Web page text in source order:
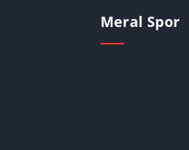
Meral Spor